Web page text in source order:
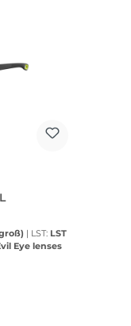
| LST: LST
Eye lenses